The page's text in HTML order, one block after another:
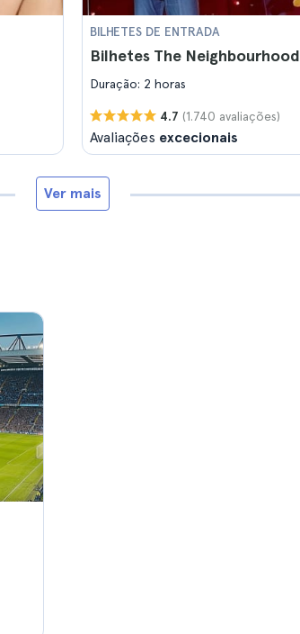
BILHETES DE ENTRADA
Bilhetes The Neighbourhood
Duração: 2 horas
4.7 (1.740 avaliações)
Avaliações excecionais
Ver mais